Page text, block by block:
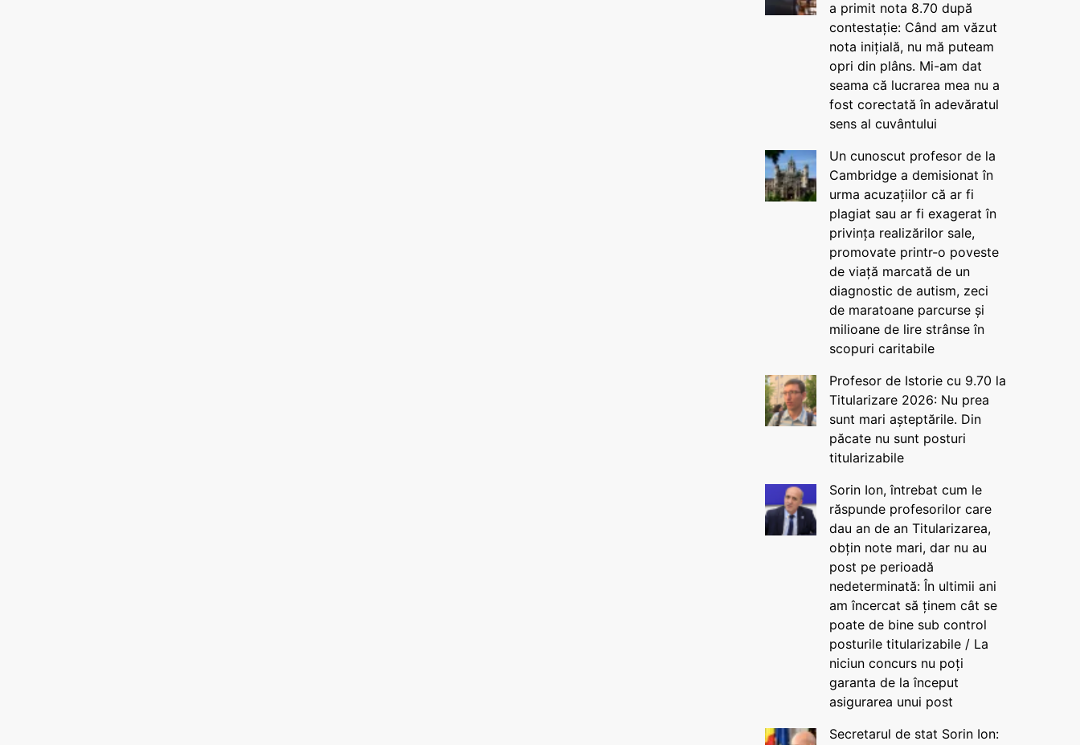
a primit nota 8.70 după
contestație: Când am văzut
nota inițială, nu mă puteam
opri din plâns. Mi-am dat
seama că lucrarea mea nu a
fost corectată în adevăratul
sens al cuvântului
Un cunoscut profesor de la
Cambridge a demisionat în
urma acuzațiilor că ar fi
plagiat sau ar fi exagerat în
privința realizărilor sale,
promovate printr-o poveste
de viață marcată de un
diagnostic de autism, zeci
de maratoane parcurse și
milioane de lire strânse în
scopuri caritabile
Profesor de Istorie cu 9.70 la
Titularizare 2026: Nu prea
sunt mari așteptările. Din
păcate nu sunt posturi
titularizabile
Sorin Ion, întrebat cum le
răspunde profesorilor care
dau an de an Titularizarea,
obțin note mari, dar nu au
post pe perioadă
nedeterminată: În ultimii ani
am încercat să ținem cât se
poate de bine sub control
posturile titularizabile / La
niciun concurs nu poți
garanta de la început
asigurarea unui post
Secretarul de stat Sorin Ion: